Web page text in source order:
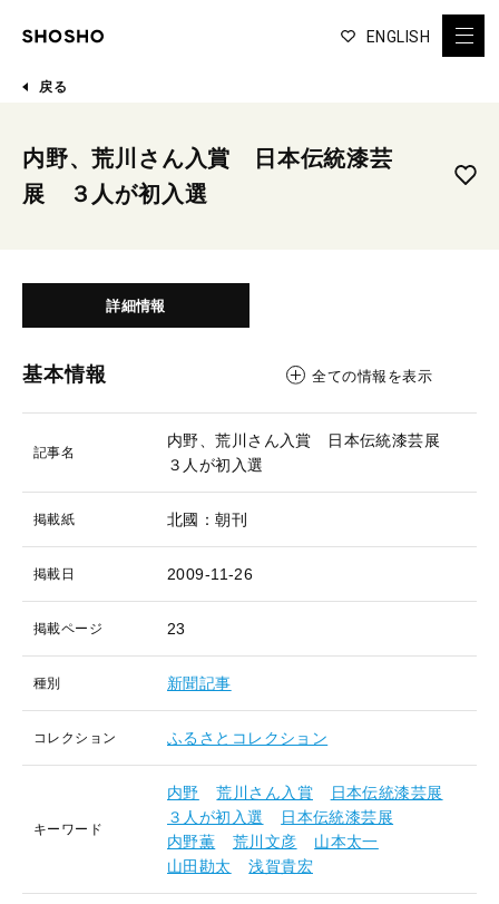
ENGLISH
戻る
内野、荒川さん入賞 日本伝統漆芸
展 ３人が初入選
詳細情報
基本情報 全ての情報を表示
記事名
内野、荒川さん入賞 日本伝統漆芸展
３人が初入選
掲載紙 北國：朝刊
掲載日 2009-11-26
掲載ページ 23
種別 新聞記事
コレクション ふるさとコレクション
キーワード
内野 荒川さん入賞
日本伝統漆芸展
３人が初入選
日本伝統漆芸展
内野薫
荒川文彦
山本太一
山田勘太
浅賀貴宏